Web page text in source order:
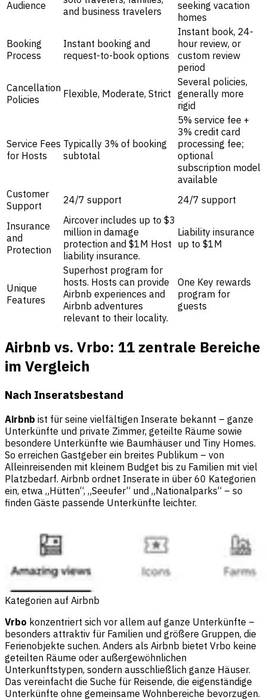
Audience
and business travelers
seeking vacation
homes
Booking
Process
Instant booking and
request-to-book options
Instant book, 24-
hour review, or
custom review
period
Cancellation
Policies
Flexible, Moderate, Strict
Several policies,
generally more
rigid
Service Fees
for Hosts
Typically 3% of booking
subtotal
5% service fee +
3% credit card
processing fee;
optional
subscription model
available
Customer
Support
24/7 support 24/7 support
Insurance
and
Protection
Aircover includes up to $3
million in damage
protection and $1M Host
liability insurance.
Liability insurance
up to $1M
Unique
Features
Superhost program for
hosts. Hosts can provide
Airbnb experiences and
Airbnb adventures
relevant to their locality.
One Key rewards
program for
guests
Airbnb vs. Vrbo: 11 zentrale Bereiche
im Vergleich
Nach Inseratsbestand
Airbnb ist für seine vielfältigen Inserate bekannt – ganze
Unterkünfte und private Zimmer, geteilte Räume sowie
besondere Unterkünfte wie Baumhäuser und Tiny Homes.
So erreichen Gastgeber ein breites Publikum – von
Alleinreisenden mit kleinem Budget bis zu Familien mit viel
Platzbedarf. Airbnb ordnet Inserate in über 60 Kategorien
ein, etwa „Hütten“, „Seeufer“ und „Nationalparks“ – so
finden Gäste passende Unterkünfte leichter.
Kategorien auf Airbnb
Vrbo konzentriert sich vor allem auf ganze Unterkünfte –
besonders attraktiv für Familien und größere Gruppen, die
Ferienobjekte suchen. Anders als Airbnb bietet Vrbo keine
geteilten Räume oder außergewöhnlichen
Unterkunftstypen, sondern ausschließlich ganze Häuser.
Das vereinfacht die Suche für Reisende, die eigenständige
Unterkünfte ohne gemeinsame Wohnbereiche bevorzugen.